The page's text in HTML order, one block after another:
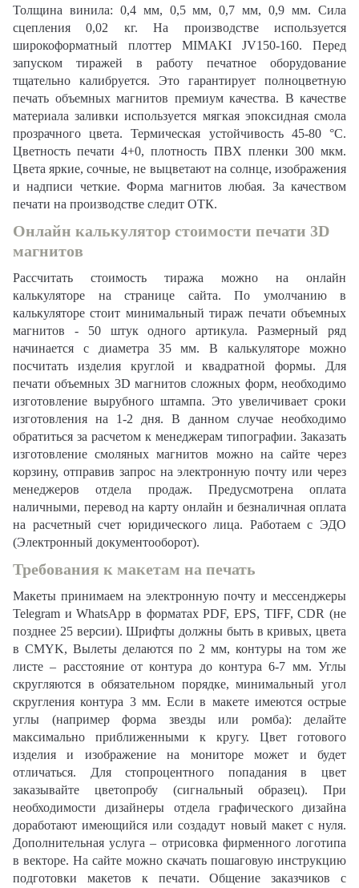
Толщина винила: 0,4 мм, 0,5 мм, 0,7 мм, 0,9 мм. Сила
сцепления 0,02 кг. На производстве используется
широкоформатный плоттер MIMAKI JV150-160. Перед
запуском тиражей в работу печатное оборудование
тщательно калибруется. Это гарантирует полноцветную
печать объемных магнитов премиум качества. В качестве
материала заливки используется мягкая эпоксидная смола
прозрачного цвета. Термическая устойчивость 45-80 °C.
Цветность печати 4+0, плотность ПВХ пленки 300 мкм.
Цвета яркие, сочные, не выцветают на солнце, изображения
и надписи четкие. Форма магнитов любая. За качеством
печати на производстве следит ОТК.
Онлайн калькулятор стоимости печати 3D
магнитов
Рассчитать стоимость тиража можно на онлайн
калькуляторе на странице сайта. По умолчанию в
калькуляторе стоит минимальный тираж печати объемных
магнитов - 50 штук одного артикула. Размерный ряд
начинается с диаметра 35 мм. В калькуляторе можно
посчитать изделия круглой и квадратной формы. Для
печати объемных 3D магнитов сложных форм, необходимо
изготовление вырубного штампа. Это увеличивает сроки
изготовления на 1-2 дня. В данном случае необходимо
обратиться за расчетом к менеджерам типографии. Заказать
изготовление смоляных магнитов можно на сайте через
корзину, отправив запрос на электронную почту или через
менеджеров отдела продаж. Предусмотрена оплата
наличными, перевод на карту онлайн и безналичная оплата
на расчетный счет юридического лица. Работаем с ЭДО
(Электронный документооборот).
Требования к макетам на печать
Макеты принимаем на электронную почту и мессенджеры
Telegram и WhatsApp в форматах PDF, EPS, TIFF, CDR (не
позднее 25 версии). Шрифты должны быть в кривых, цвета
в CMYK, Вылеты делаются по 2 мм, контуры на том же
листе – расстояние от контура до контура 6-7 мм. Углы
скругляются в обязательном порядке, минимальный угол
скругления контура 3 мм. Если в макете имеются острые
углы (например форма звезды или ромба): делайте
максимально приближенными к кругу. Цвет готового
изделия и изображение на мониторе может и будет
отличаться. Для стопроцентного попадания в цвет
заказывайте цветопробу (сигнальный образец). При
необходимости дизайнеры отдела графического дизайна
доработают имеющийся или создадут новый макет с нуля.
Дополнительная услуга – отрисовка фирменного логотипа
в векторе. На сайте можно скачать пошаговую инструкцию
подготовки макетов к печати. Общение заказчиков с